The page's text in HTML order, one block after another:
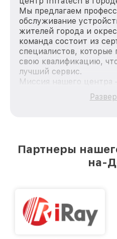
Мы предлагаем
обслуживание
жителей города и
команда состоит из
специалистов,
свою квалификацию,
лучший сервис.
Миссия нашего центра
качественный и
каждого пользователя
лучшим сервисным
городе Ростове-на-
Партнеры
на-